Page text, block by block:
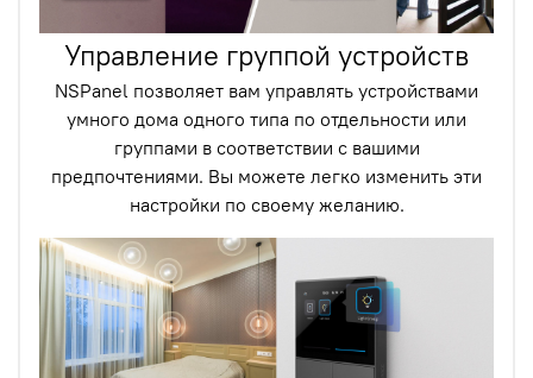
Управление группой устройств
NSPanel позволяет вам управлять устройствами
умного дома одного типа по отдельности или
группами в соответствии с вашими
предпочтениями. Вы можете легко изменить эти
настройки по своему желанию.